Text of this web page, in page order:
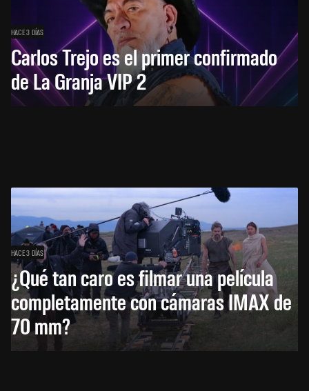
HACE 3 DÍAS
Carlos Trejo es el primer confirmado
de La Granja VIP 2
HACE 3 DÍAS
¿Qué tan caro es filmar una película
completamente con cámaras IMAX de
70 mm?